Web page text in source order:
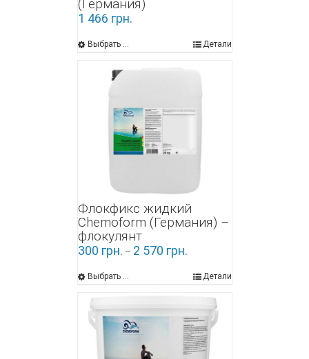
(Германия)
1 466 грн.
Выбрать ... Детали
Флокфикс жидкий
Chemoform (Германия) –
флокулянт
300 грн. – 2 570 грн.
Выбрать ... Детали